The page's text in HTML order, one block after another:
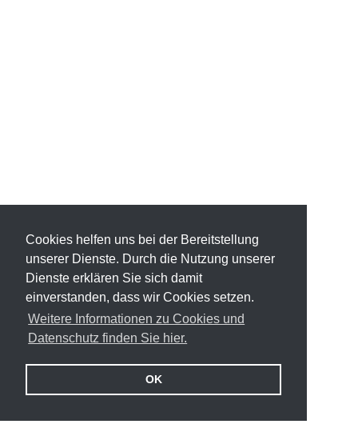
Cookies helfen uns bei der Bereitstellung
unserer Dienste. Durch die Nutzung unserer
Dienste erklären Sie sich damit
einverstanden, dass wir Cookies setzen.
Weitere Informationen zu Cookies und
Datenschutz finden Sie hier.
OK